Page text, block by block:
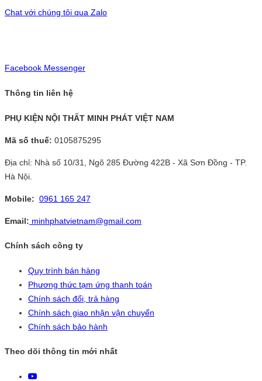
Chat với chúng tôi qua Zalo
Facebook Messenger
Thông tin liên hệ
PHỤ KIỆN NỘI THẤT MINH PHÁT VIỆT NAM
Mã số thuế: 0105875295
Địa chỉ: Nhà số 10/31, Ngõ 285 Đường 422B - Xã Sơn Đồng - TP.
Hà Nội.
Mobile: 0961 165 247
Email: minhphatvietnam@gmail.com
Chính sách công ty
Quy trình bán hàng
Phương thức tạm ứng thanh toán
Chính sách đổi, trả hàng
Chính sách giao nhận vận chuyển
Chính sách bảo hành
Theo dõi thông tin mới nhất